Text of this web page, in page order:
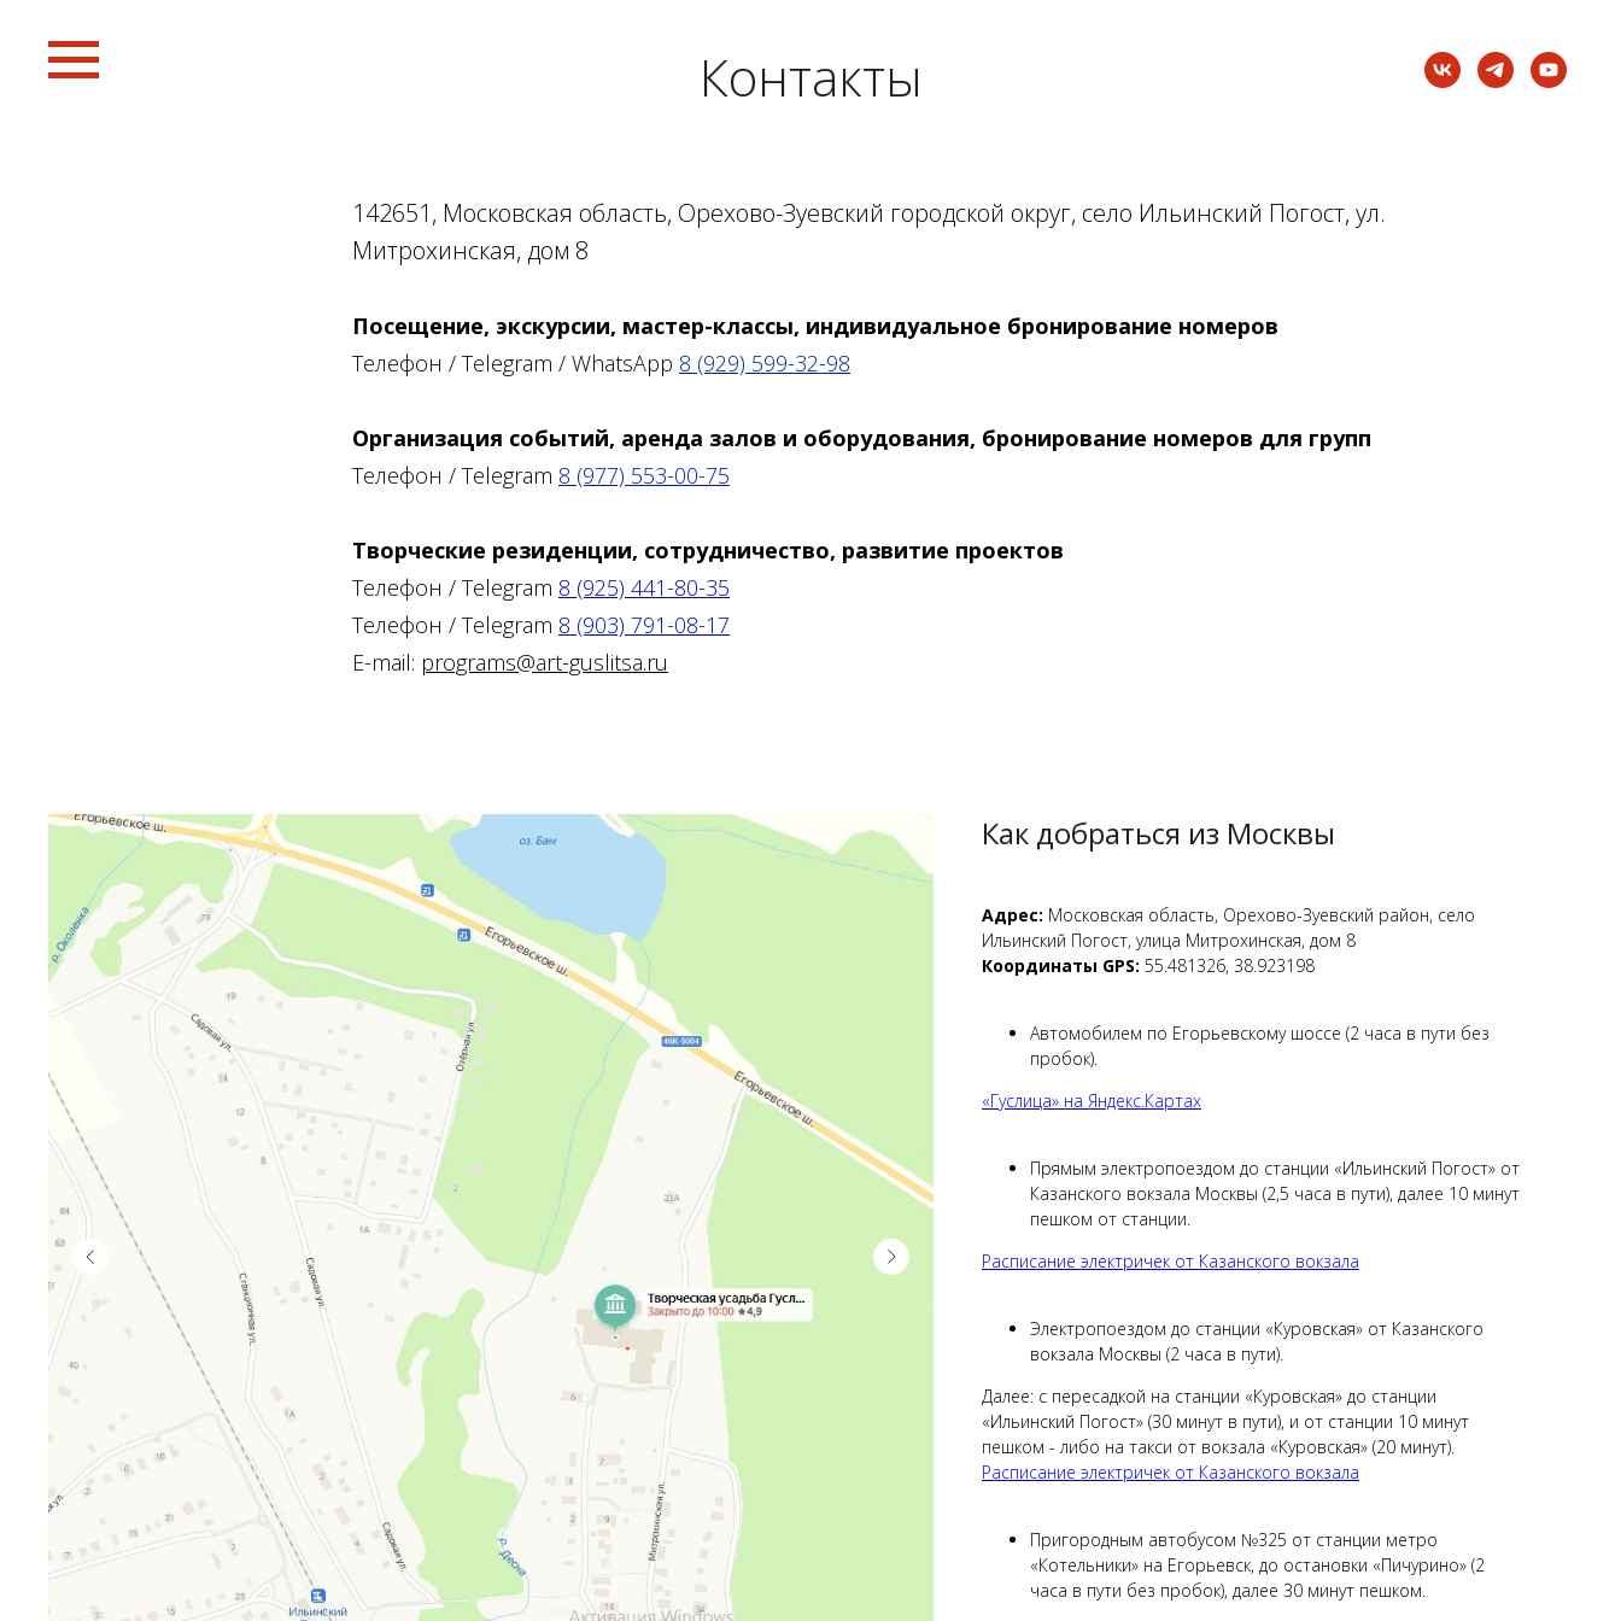
Контакты
142651, Московская область, Орехово-Зуевский городской округ, село Ильинский Погост, ул.
Митрохинская, дом 8
Посещение, экскурсии, мастер-классы, индивидуальное бронирование номеров
Телефон / Telegram / WhatsApp 8 (929) 599-32-98
Организация событий, аренда залов и оборудования, бронирование номеров для групп
Телефон / Telegram 8 (977) 553-00-75
Творческие резиденции, сотрудничество, развитие проектов
Телефон / Telegram 8 (925) 441-80-35
Телефон / Telegram 8 (903) 791-08-17
E-mail: programs@art-guslitsa.ru
Как добраться из Москвы
Адрес: Московская область, Орехово-Зуевский район, село
Ильинский Погост, улица Митрохинская, дом 8
Координаты GPS: 55.481326, 38.923198
Автомобилем по Егорьевскому шоссе (2 часа в пути без
пробок).
«Гуслица» на Яндекс.Картах
Прямым электропоездом до станции «Ильинский Погост» от
Казанского вокзала Москвы (2,5 часа в пути), далее 10 минут
пешком от станции.
Расписание электричек от Казанского вокзала
Электропоездом до станции «Куровская» от Казанского
вокзала Москвы (2 часа в пути).
Далее: с пересадкой на станции «Куровская» до станции
«Ильинский Погост» (30 минут в пути), и от станции 10 минут
пешком - либо на такси от вокзала «Куровская» (20 минут).
Расписание электричек от Казанского вокзала
Пригородным автобусом №325 от станции метро
«Котельники» на Егорьевск, до остановки «Пичурино» (2
часа в пути без пробок), далее 30 минут пешком.